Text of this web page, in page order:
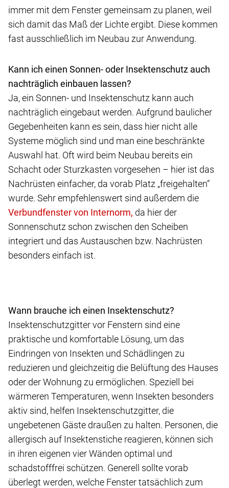
immer mit dem Fenster gemeinsam zu planen, weil
sich damit das Maß der Lichte ergibt. Diese kommen
fast ausschließlich im Neubau zur Anwendung.
Kann ich einen Sonnen- oder Insektenschutz auch
nachträglich einbauen lassen?
Ja, ein Sonnen- und Insektenschutz kann auch
nachträglich eingebaut werden. Aufgrund baulicher
Gegebenheiten kann es sein, dass hier nicht alle
Systeme möglich sind und man eine beschränkte
Auswahl hat. Oft wird beim Neubau bereits ein
Schacht oder Sturzkasten vorgesehen – hier ist das
Nachrüsten einfacher, da vorab Platz „freigehalten“
wurde. Sehr empfehlenswert sind außerdem die
da hier der
Sonnenschutz schon zwischen den Scheiben
integriert und das Austauschen bzw. Nachrüsten
besonders einfach ist.
Wann brauche ich einen Insektenschutz?
Insektenschutzgitter vor Fenstern sind eine
praktische und komfortable Lösung, um das
Eindringen von Insekten und Schädlingen zu
reduzieren und gleichzeitig die Belüftung des Hauses
oder der Wohnung zu ermöglichen. Speziell bei
wärmeren Temperaturen, wenn Insekten besonders
aktiv sind, helfen Insektenschutzgitter, die
ungebetenen Gäste draußen zu halten. Personen, die
allergisch auf Insektenstiche reagieren, können sich
in ihren eigenen vier Wänden optimal und
schadstofffrei schützen. Generell sollte vorab
überlegt werden, welche Fenster tatsächlich zum